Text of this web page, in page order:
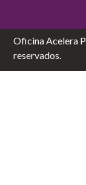
Oficina Acelera
reservados.